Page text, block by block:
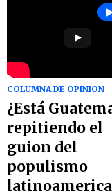
COLUMNA DE OPINION
¿Está
repitiendo el
guion del
populismo